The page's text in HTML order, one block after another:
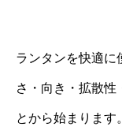
ランタンを快適に
さ・向き・拡散性
とから始まります